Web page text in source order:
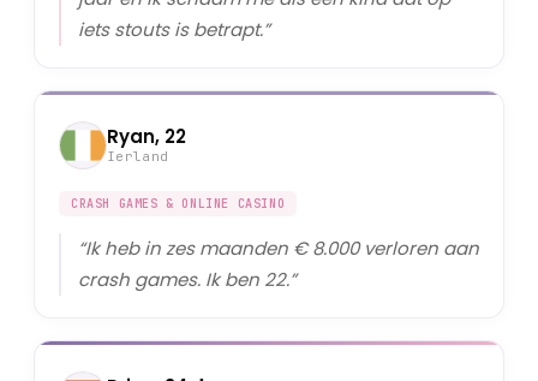
iets stouts is betrapt.”
Ryan, 22
Ierland
CRASH GAMES & ONLINE CASINO
“Ik heb in zes maanden € 8.000 verloren aan
crash games. Ik ben 22.”